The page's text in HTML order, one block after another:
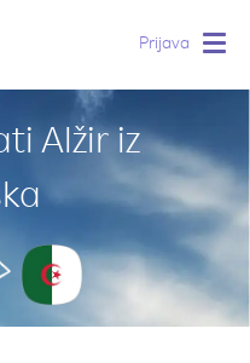
Prijava
Alžir iz